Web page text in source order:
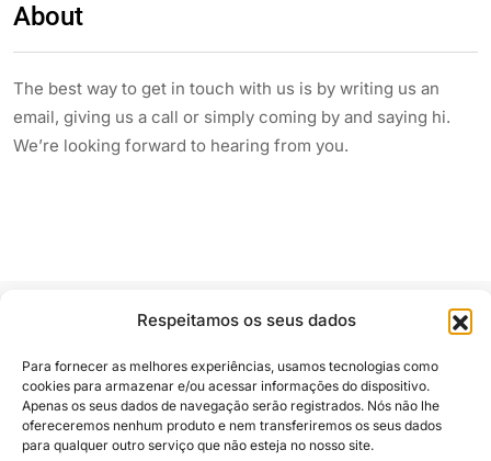
Respeitamos os seus dados
Para fornecer as melhores experiências, usamos tecnologias como
cookies para armazenar e/ou acessar informações do dispositivo.
Apenas os seus dados de navegação serão registrados. Nós não lhe
ofereceremos nenhum produto e nem transferiremos os seus dados
para qualquer outro serviço que não esteja no nosso site.
About
The best way to get in touch with us is by writing us an
email, giving us a call or simply coming by and saying hi.
We’re looking forward to hearing from you.
Siga e compartilhe